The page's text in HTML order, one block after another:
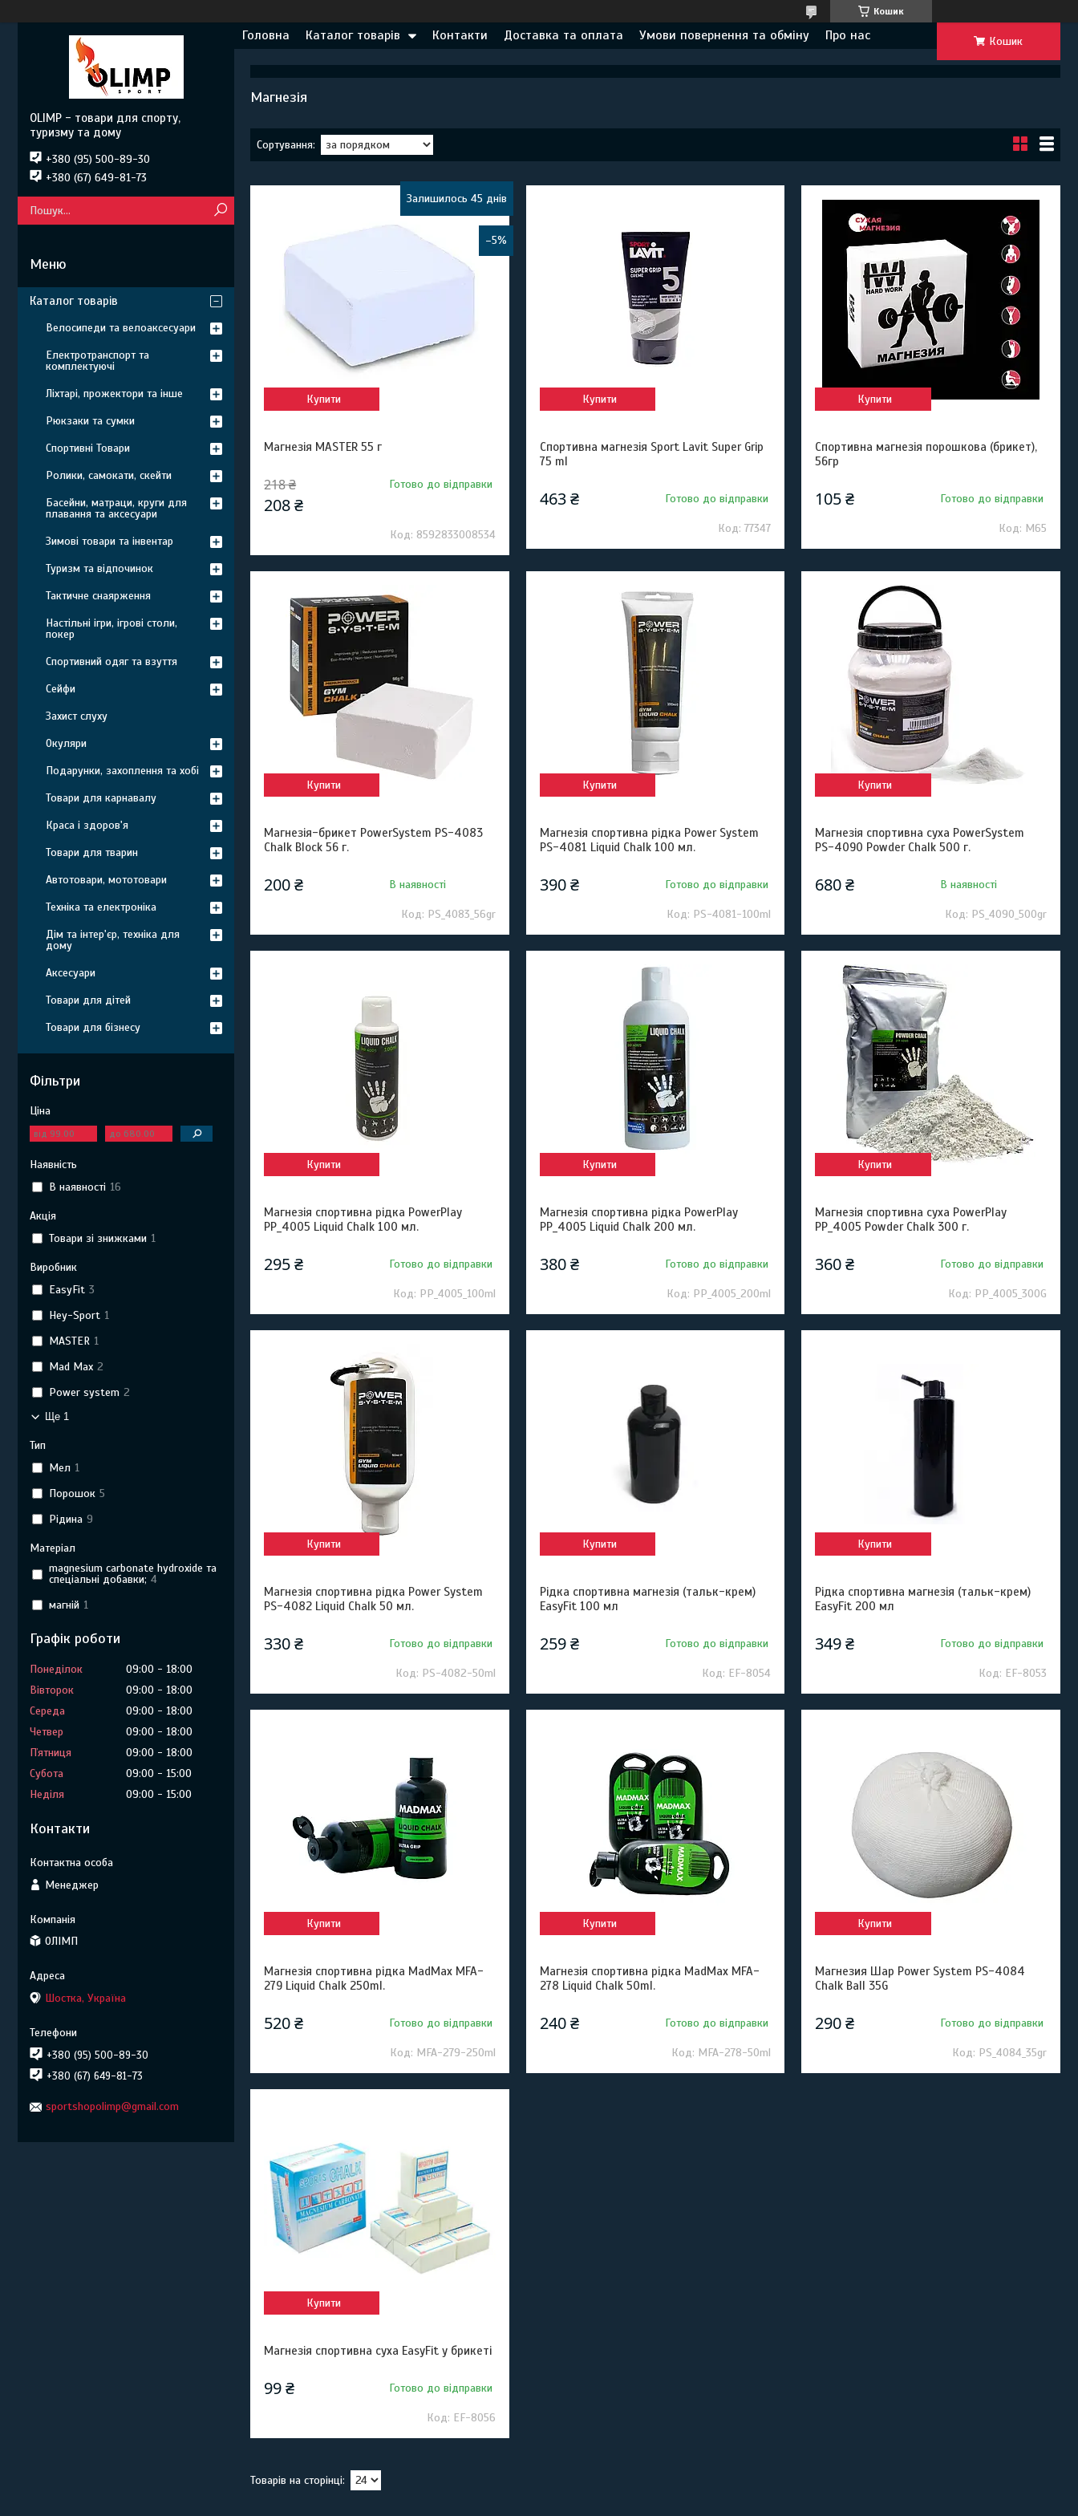
Кошик
Головна Каталог товарів Контакти Доставка та оплата Умови повернення та обміну Про нас Кошик
Магнезія
–5%
Залишилось 45 днів
Купити
Магнезія MASTER 55 г
218 ₴
208 ₴
Готово до відправки
8592833008534
Купити
Спортивна магнезія Sport Lavit Super Grip
75 ml
463 ₴ Готово до відправки
77347
Купити
Спортивна магнезія порошкова (брикет),
56гр
105 ₴ Готово до відправки
М65
Купити
Магнезія-брикет PowerSystem PS-4083
Chalk Block 56 г.
200 ₴ В наявності
PS_4083_56gr
Купити
Магнезія спортивна рідка Power System
PS-4081 Liquid Chalk 100 мл.
390 ₴ Готово до відправки
PS-4081-100ml
Купити
Магнезія спортивна суха PowerSystem
PS-4090 Powder Chalk 500 г.
680 ₴ В наявності
PS_4090_500gr
Купити
Магнезія спортивна рідка PowerPlay
PP_4005 Liquid Chalk 100 мл.
295 ₴ Готово до відправки
PP_4005_100ml
Купити
Магнезія спортивна рідка PowerPlay
PP_4005 Liquid Chalk 200 мл.
380 ₴ Готово до відправки
PP_4005_200ml
Купити
Магнезія спортивна суха PowerPlay
PP_4005 Powder Chalk 300 г.
360 ₴ Готово до відправки
PP_4005_300G
Купити
Магнезія спортивна рідка Power System
PS-4082 Liquid Chalk 50 мл.
330 ₴ Готово до відправки
PS-4082-50ml
Купити
Рідка спортивна магнезія (тальк-крем)
EasyFit 100 мл
259 ₴ Готово до відправки
EF-8054
Купити
Рідка спортивна магнезія (тальк-крем)
EasyFit 200 мл
349 ₴ Готово до відправки
EF-8053
Купити
Магнезія спортивна рідка MadMax MFA-
279 Liquid Chalk 250ml.
520 ₴ Готово до відправки
MFA-279-250ml
Купити
Магнезія спортивна рідка MadMax MFA-
278 Liquid Chalk 50ml.
240 ₴ Готово до відправки
MFA-278-50ml
Купити
Магнезия Шар Power System PS-4084
Chalk Ball 35G
290 ₴ Готово до відправки
PS_4084_35gr
Купити
Магнезія спортивна суха EasyFit у брикеті
99 ₴ Готово до відправки
EF-8056
OLIMP - товари для спорту,
туризму та дому
+380 (95) 500-89-30
+380 (67) 649-81-73
Каталог товарів
Велосипеди та велоаксесуари
Електротранспорт та
комплектуючі
Ліхтарі, прожектори та інше
Рюкзаки та сумки
Спортивні Товари
Ролики, самокати, скейти
Басейни, матраци, круги для
плавання та аксесуари
Зимові товари та інвентар
Туризм та відпочинок
Тактичне снаярження
Настільні ігри, ігрові столи,
покер
Спортивний одяг та взуття
Сейфи
Захист слуху
Окуляри
Подарунки, захоплення та хобі
Товари для карнавалу
Краса і здоров'я
Товари для тварин
Автотовари, мототовари
Техніка та електроніка
Дім та інтер'єр, техніка для
дому
Аксесуари
Товари для дітей
Товари для бізнесу
Фільтри
Ціна
Наявність
В наявності 16
Акція
Товари зі знижками 1
Виробник
EasyFit 3
Hey-Sport 1
MASTER 1
Mad Max 2
Power system 2
Ще 1
Тип
Мел 1
Порошок 5
Рідина 9
Матеріал
magnesium carbonate hydroxide та
спеціальні добавки; 4
магній 1
Графік роботи
Понеділок 09:00
18:00
Вівторок
09:00
18:00
Середа
09:00
18:00
Четвер
09:00
18:00
Пʼятниця
09:00
18:00
Субота
09:00
15:00
Неділя
09:00 15:00
Контакти
Менеджер
ОЛІМП
Шостка, Україна
+380 (95) 500-89-30
+380 (67) 649-81-73
sportshopolimp@gmail.com